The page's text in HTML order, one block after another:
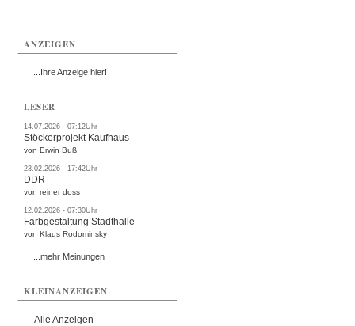
ANZEIGEN
...Ihre Anzeige hier!
LESER
14.07.2026 - 07:12Uhr
Stöckerprojekt Kaufhaus
von Erwin Buß
23.02.2026 - 17:42Uhr
DDR
von reiner doss
12.02.2026 - 07:30Uhr
Farbgestaltung Stadthalle
von Klaus Rodominsky
...mehr Meinungen
KLEINANZEIGEN
Alle Anzeigen